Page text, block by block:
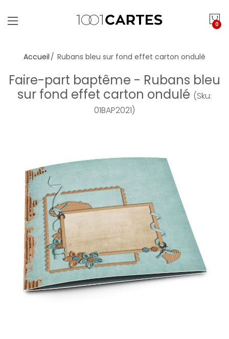
0
Accueil Rubans bleu sur fond effet carton ondulé
Faire-part baptême - Rubans bleu
sur fond effet carton ondulé (Sku:
01BAP2021)